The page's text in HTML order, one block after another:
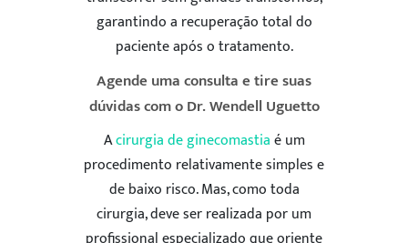
garantindo a recuperação total do
paciente após o tratamento.
Agende uma consulta e tire suas
dúvidas com o Dr. Wendell Uguetto
Acirurgia de ginecomastiaé um
procedimento relativamente simples e
de baixo risco. Mas, como toda
cirurgia, deve ser realizada por um
ENVIAR
5